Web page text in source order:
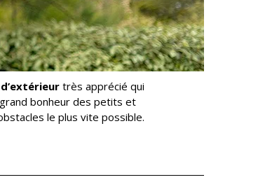
très apprécié qui
bonheur des petits et
le plus vite possible.